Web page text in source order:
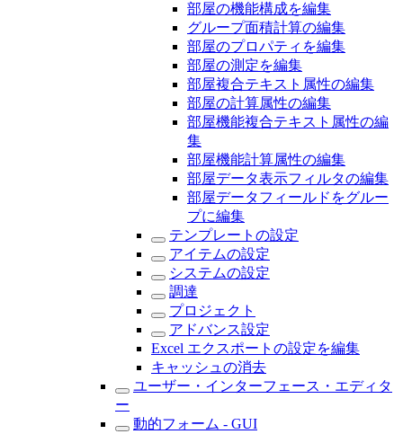
部屋の機能構成を編集
グループ面積計算の編集
部屋のプロパティを編集
部屋の測定を編集
部屋複合テキスト属性の編集
部屋の計算属性の編集
部屋機能複合テキスト属性の編
集
部屋機能計算属性の編集
部屋データ表示フィルタの編集
部屋データフィールドをグルー
プに編集
テンプレートの設定
アイテムの設定
システムの設定
調達
プロジェクト
アドバンス設定
Excel エクスポートの設定を編集
キャッシュの消去
ユーザー・インターフェース・エディタ
ー
動的フォーム - GUI